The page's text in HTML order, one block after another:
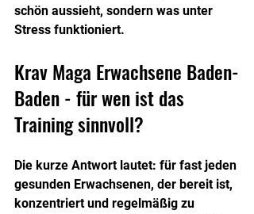
schön aussieht, sondern was unter
Stress funktioniert.
Krav Maga Erwachsene Baden-
Baden - für wen ist das
Training sinnvoll?
Die kurze Antwort lautet: für fast jeden
gesunden Erwachsenen, der bereit ist,
konzentriert und regelmäßig zu